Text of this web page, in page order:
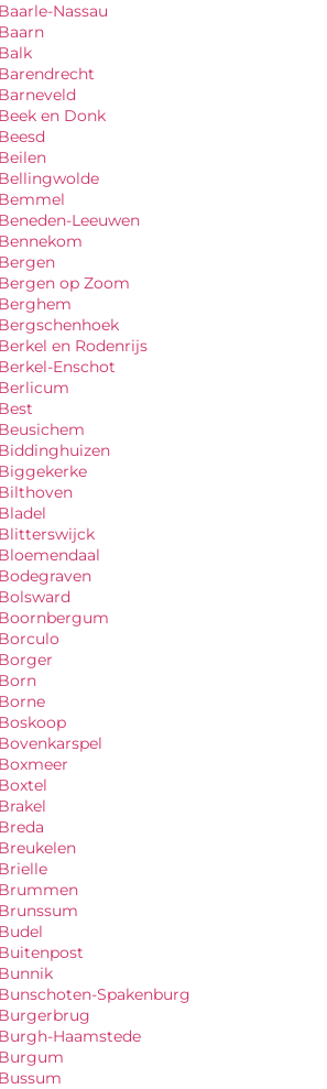
Baarle-Nassau
Baarn
Balk
Barendrecht
Barneveld
Beek en Donk
Beesd
Beilen
Bellingwolde
Bemmel
Beneden-Leeuwen
Bennekom
Bergen
Bergen op Zoom
Berghem
Bergschenhoek
Berkel en Rodenrijs
Berkel-Enschot
Berlicum
Best
Beusichem
Biddinghuizen
Biggekerke
Bilthoven
Bladel
Blitterswijck
Bloemendaal
Bodegraven
Bolsward
Boornbergum
Borculo
Borger
Born
Borne
Boskoop
Bovenkarspel
Boxmeer
Boxtel
Brakel
Breda
Breukelen
Brielle
Brummen
Brunssum
Budel
Buitenpost
Bunnik
Bunschoten-Spakenburg
Burgerbrug
Burgh-Haamstede
Burgum
Bussum